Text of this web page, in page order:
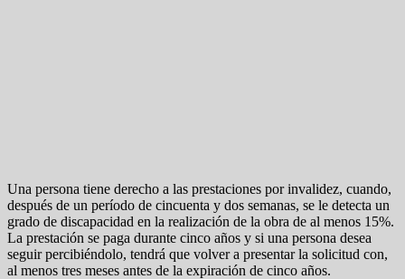
Una persona tiene derecho a las prestaciones por invalidez, cuando,
después de un período de cincuenta y dos semanas, se le detecta un
grado de discapacidad en la realización de la obra de al menos 15%.
La prestación se paga durante cinco años y si una persona desea
seguir percibiéndolo, tendrá que volver a presentar la solicitud con,
al menos tres meses antes de la expiración de cinco años.